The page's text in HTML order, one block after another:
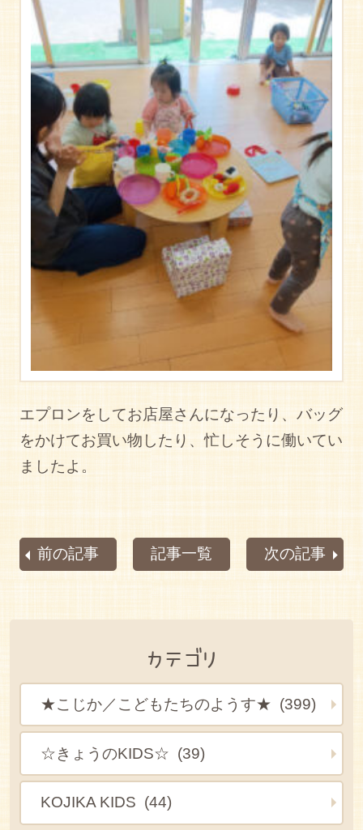
エプロンをしてお店屋さんになったり、バッグ
をかけてお買い物したり、忙しそうに働いてい
ましたよ。
前の記事 記事一覧 次の記事
カテゴリ
★こじか／こどもたちのようす★ (399)
☆きょうのKIDS☆ (39)
KOJIKA KIDS (44)